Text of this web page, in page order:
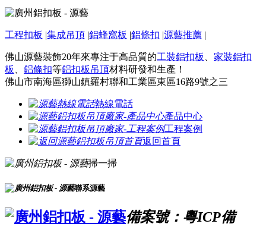
工程扣板 |集成吊頂 |鋁蜂窩板 |鋁條扣 |源藝推薦 |
佛山源藝裝飾20年來專注于高品質的工裝鋁扣板
家裝鋁扣
板
鋁條扣等鋁扣板吊頂材料研發和生產！
佛山市南海區獅山鎮羅村聯和工業區東區16路9號之三
熱線電話
產品中心
工程案例
返回首頁
掃一掃
聯系源藝
備案號：粵ICP備